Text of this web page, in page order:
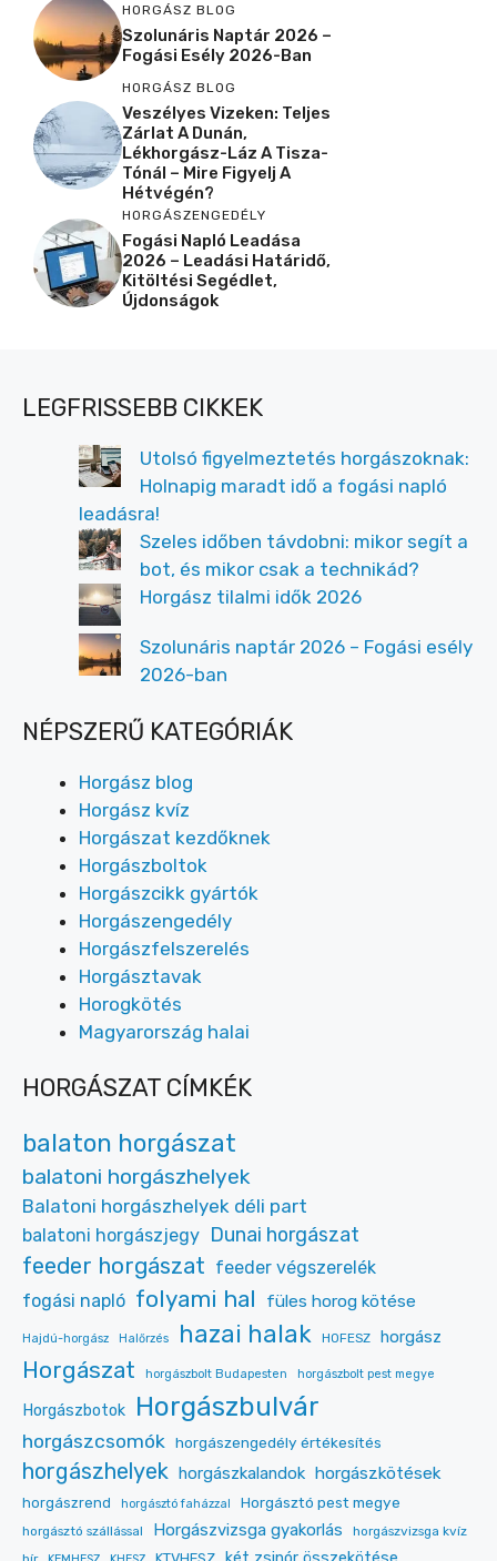
HORGÁSZ BLOG
Szolunáris Naptár 2026 –
Fogási Esély 2026-Ban
HORGÁSZ BLOG
Veszélyes Vizeken: Teljes
Zárlat A Dunán,
Lékhorgász-Láz A Tisza-
Tónál – Mire Figyelj A
Hétvégén?
HORGÁSZENGEDÉLY
Fogási Napló Leadása
2026 – Leadási Határidő,
Kitöltési Segédlet,
Újdonságok
LEGFRISSEBB CIKKEK
Utolsó figyelmeztetés horgászoknak:
Holnapig maradt idő a fogási napló
leadásra!
Szeles időben távdobni: mikor segít a
bot, és mikor csak a technikád?
Horgász tilalmi idők 2026
Szolunáris naptár 2026 – Fogási esély
2026-ban
NÉPSZERŰ KATEGÓRIÁK
Horgász blog
Horgász kvíz
Horgászat kezdőknek
Horgászboltok
Horgászcikk gyártók
Horgászengedély
Horgászfelszerelés
Horgásztavak
Horogkötés
Magyarország halai
HORGÁSZAT CÍMKÉK
balaton horgászat
balatoni horgászhelyek
Balatoni horgászhelyek déli part
balatoni horgászjegy Dunai horgászat
feeder horgászat feeder végszerelék
fogási napló folyami hal füles horog kötése
Hajdú-horgász Halőrzés hazai halak HOFESZ horgász
Horgászat horgászbolt Budapesten horgászbolt pest megye
Horgászbotok Horgászbulvár
horgászcsomók horgászengedély értékesítés
horgászhelyek horgászkalandok horgászkötések
horgászrend horgásztó faházzal Horgásztó pest megye
horgásztó szállással Horgászvizsga gyakorlás
horgászvizsga kvíz